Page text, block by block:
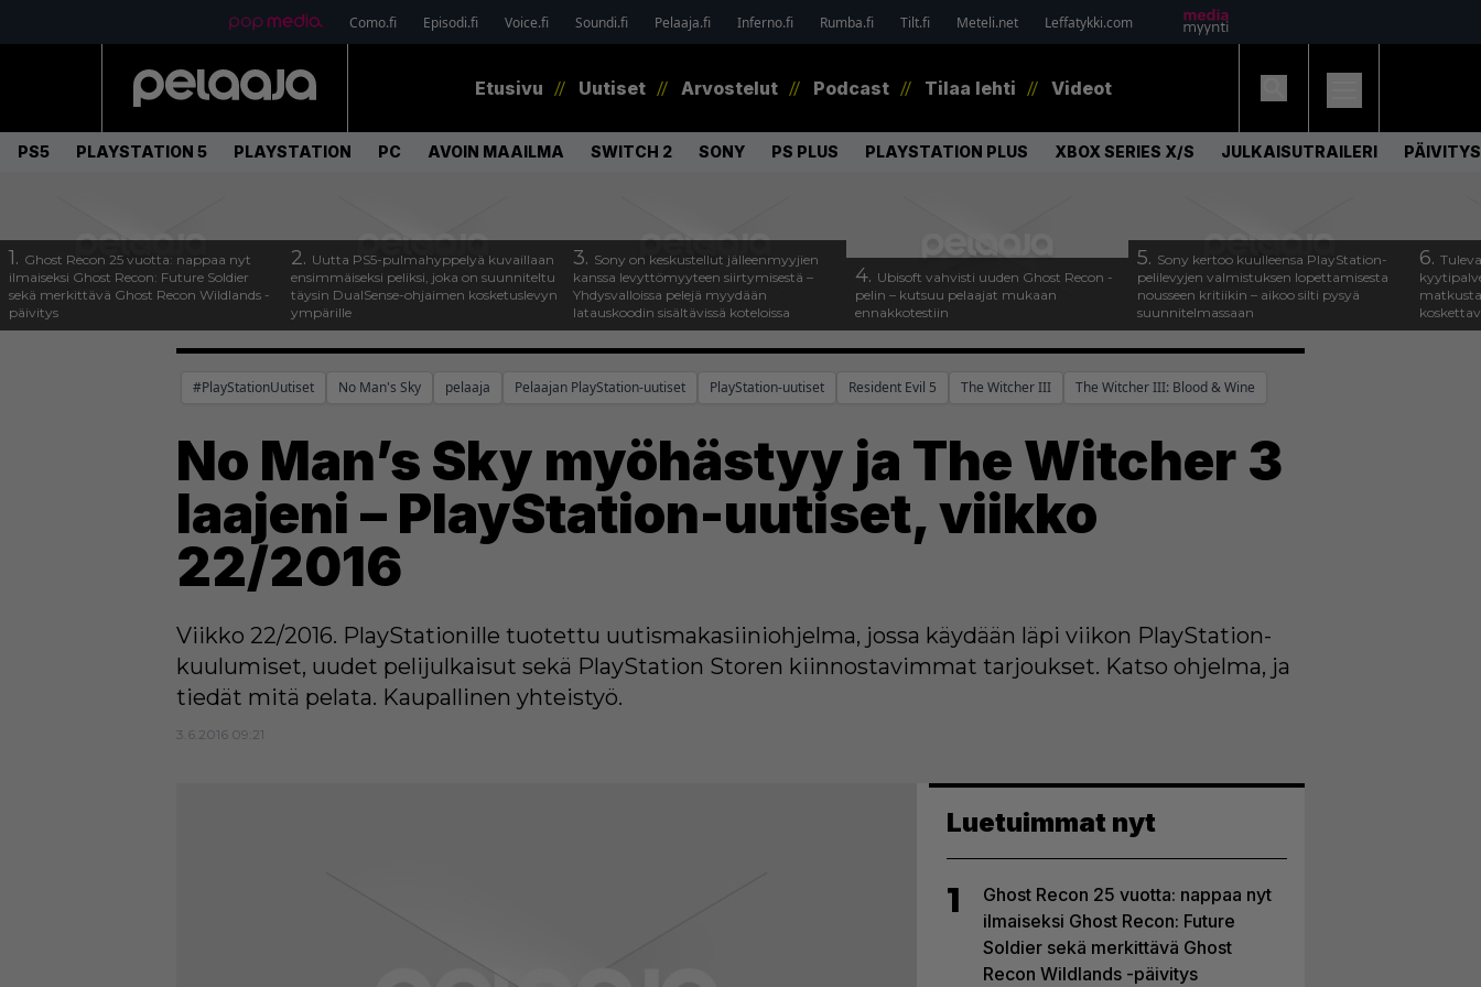
Como.fi Episodi.fi Voice.fi Soundi.fi Pelaaja.fi Inferno.fi Rumba.fi Tilt.fi Meteli.net Leffatykki.com
Etusivu Uutiset Arvostelut Podcast Tilaa lehti Videot
PS5 PLAYSTATION 5 PLAYSTATION PC AVOIN MAAILMA SWITCH 2 SONY PS PLUS PLAYSTATION PLUS XBOX SERIES X/S JULKAISUTRAILERI PÄIVITYS
1. Ghost Recon 25 vuotta: nappaa nyt
ilmaiseksi Ghost Recon: Future Soldier
sekä merkittävä Ghost Recon Wildlands -
päivitys
2. Uutta PS5-pulmahyppelyä kuvaillaan
ensimmäiseksi peliksi, joka on suunniteltu
täysin DualSense-ohjaimen kosketuslevyn
ympärille
3. Sony on keskustellut jälleenmyyjien
kanssa levyttömyyteen siirtymisestä –
Yhdysvalloissa pelejä myydään
latauskoodin sisältävissä koteloissa
4. Ubisoft vahvisti uuden Ghost Recon -
pelin – kutsuu pelaajat mukaan
ennakkotestiin
5. Sony kertoo kuulleensa PlayStation-
pelilevyjen valmistuksen lopettamisesta
nousseen kritiikin – aikoo silti pysyä
suunnitelmassaan
6.
#PlayStationUutiset No Man's Sky pelaaja Pelaajan PlayStation-uutiset PlayStation-uutiset Resident Evil 5 The Witcher III The Witcher III: Blood & Wine
No Man’s Sky myöhästyy ja The Witcher 3
laajeni – PlayStation-uutiset, viikko
22/2016
Viikko 22/2016. PlayStationille tuotettu uutismakasiiniohjelma, jossa käydään läpi viikon PlayStation-
kuulumiset, uudet pelijulkaisut sekä PlayStation Storen kiinnostavimmat tarjoukset. Katso ohjelma, ja
tiedät mitä pelata. Kaupallinen yhteistyö.
3.6.2016 09:21
Luetuimmat nyt
1
Ghost Recon 25 vuotta: nappaa nyt
ilmaiseksi Ghost Recon: Future
Soldier sekä merkittävä Ghost
Recon Wildlands -päivitys